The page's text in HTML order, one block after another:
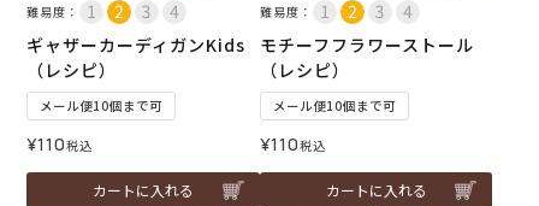
難易度：
ギャザーカーディガンKids
（レシピ）
メール便10個まで可
¥110税込
カートに入れる
難易度：
モチーフフラワーストール
（レシピ）
メール便10個まで可
¥110税込
カートに入れる